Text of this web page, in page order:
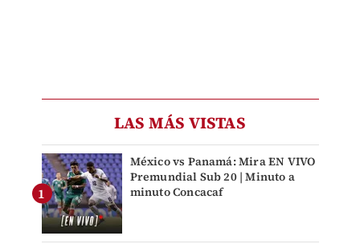
LAS MÁS VISTAS
México vs Panamá: Mira EN VIVO
Premundial Sub 20 | Minuto a
minuto Concacaf